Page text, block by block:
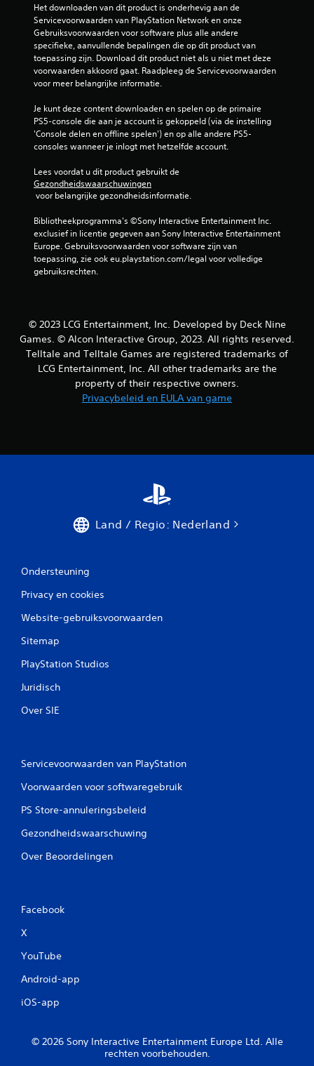
Het downloaden van dit product is onderhevig aan de
Servicevoorwaarden van PlayStation Network en onze
Gebruiksvoorwaarden voor software plus alle andere
specifieke, aanvullende bepalingen die op dit product van
toepassing zijn. Download dit product niet als u niet met deze
voorwaarden akkoord gaat. Raadpleeg de Servicevoorwaarden
voor meer belangrijke informatie.
Je kunt deze content downloaden en spelen op de primaire
PS5-console die aan je account is gekoppeld (via de instelling
'Console delen en offline spelen') en op alle andere PS5-
consoles wanneer je inlogt met hetzelfde account.
Lees voordat u dit product gebruikt de
Gezondheidswaarschuwingen
voor belangrijke gezondheidsinformatie.
Bibliotheekprogramma's ©Sony Interactive Entertainment Inc.
exclusief in licentie gegeven aan Sony Interactive Entertainment
Europe. Gebruiksvoorwaarden voor software zijn van
toepassing, zie ook eu.playstation.com/legal voor volledige
gebruiksrechten.
© 2023 LCG Entertainment, Inc. Developed by Deck Nine
Games. © Alcon Interactive Group, 2023. All rights reserved.
Telltale and Telltale Games are registered trademarks of
LCG Entertainment, Inc. All other trademarks are the
property of their respective owners.
Privacybeleid en EULA van game
Land / Regio: Nederland
Ondersteuning
Privacy en cookies
Website-gebruiksvoorwaarden
Sitemap
PlayStation Studios
Juridisch
Over SIE
Servicevoorwaarden van PlayStation
Voorwaarden voor softwaregebruik
PS Store-annuleringsbeleid
Gezondheidswaarschuwing
Over Beoordelingen
Facebook
X
YouTube
Android-app
iOS-app
© 2026 Sony Interactive Entertainment Europe Ltd. Alle
rechten voorbehouden.